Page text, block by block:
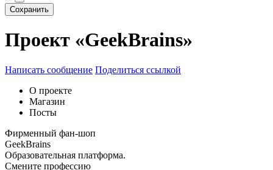
Сохранить
Проект «GeekBrains»
Написать сообщение Поделиться ссылкой
О проекте
Магазин
Посты
Фирменный фан-шоп
GeekBrains
Образовательная платформа.
Смените профессию